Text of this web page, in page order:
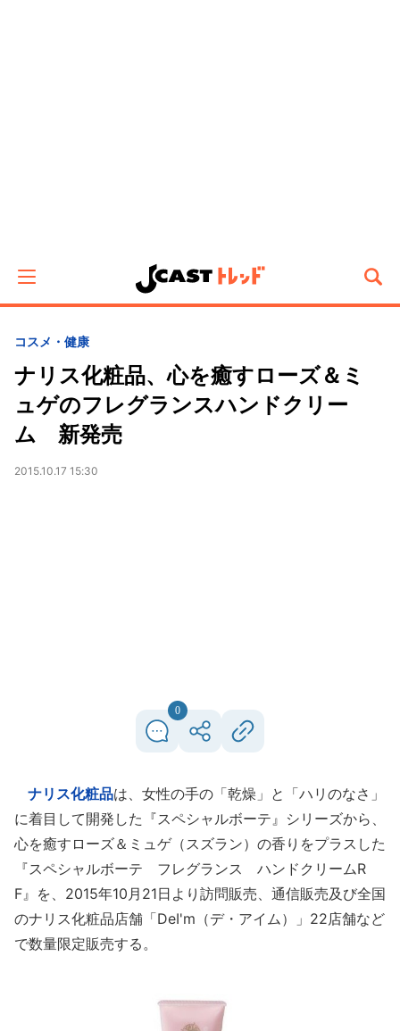
コスメ・健康
ナリス化粧品、心を癒すローズ＆ミ
ュゲのフレグランスハンドクリー
ム 新発売
2015.10.17 15:30
0
ナリス化粧品は、女性の手の「乾燥」と「ハリのなさ」
に着目して開発した『スペシャルボーテ』シリーズから、
心を癒すローズ＆ミュゲ（スズラン）の香りをプラスした
『スペシャルボーテ フレグランス ハンドクリームR
F』を、2015年10月21日より訪問販売、通信販売及び全国
のナリス化粧品店舗「DeI'm（デ・アイム）」22店舗など
で数量限定販売する。